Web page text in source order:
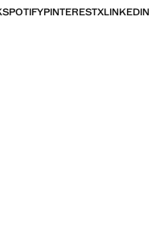
SPOTIFYPINTERESTXLINKEDIN